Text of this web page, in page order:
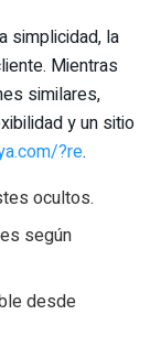
simplicidad, la
Mientras
similares,
y un sitio
?re.
ocultos.
según
desde